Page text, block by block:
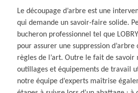
Le découpage d’arbre est une
qui demande un savoir-faire solide.
bucheron professionnel tel que
pour assurer une suppression
règles de l’art. Outre le fait de savoir
outillages et équipements de travail
notre équipe d’experts maîtrise